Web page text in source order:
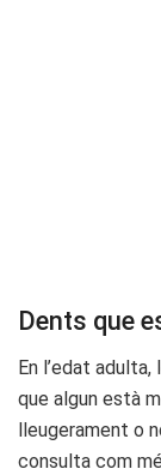
Dents que
En l’edat
que algun està
lleugerament o
consulta com